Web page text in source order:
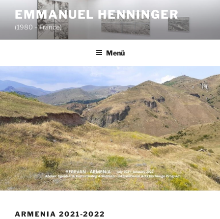
Inhalt
springen
EMMANUEL HENNINGER
(1980 – France)
Menü
ARMENIA 2021-2022